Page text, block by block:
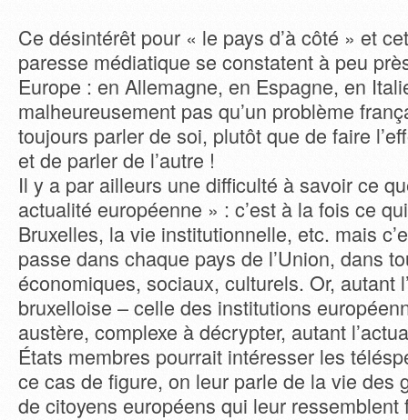
Ce désintérêt pour « le pays d’à côté » et
paresse médiatique se constatent à peu
Europe : en Allemagne, en Espagne, en
malheureusement pas qu’un problème
toujours parler de soi, plutôt que de faire
et de parler de l’autre !
Il y a par ailleurs une difficulté à savoir ce
actualité européenne » : c’est à la fois ce
Bruxelles, la vie institutionnelle, etc. mais
passe dans chaque pays de l’Union, dans
économiques, sociaux, culturels. Or, autant
bruxelloise – celle des institutions
austère, complexe à décrypter, autant
États membres pourrait intéresser les
ce cas de figure, on leur parle de la vie des
de citoyens européens qui leur ressemblent